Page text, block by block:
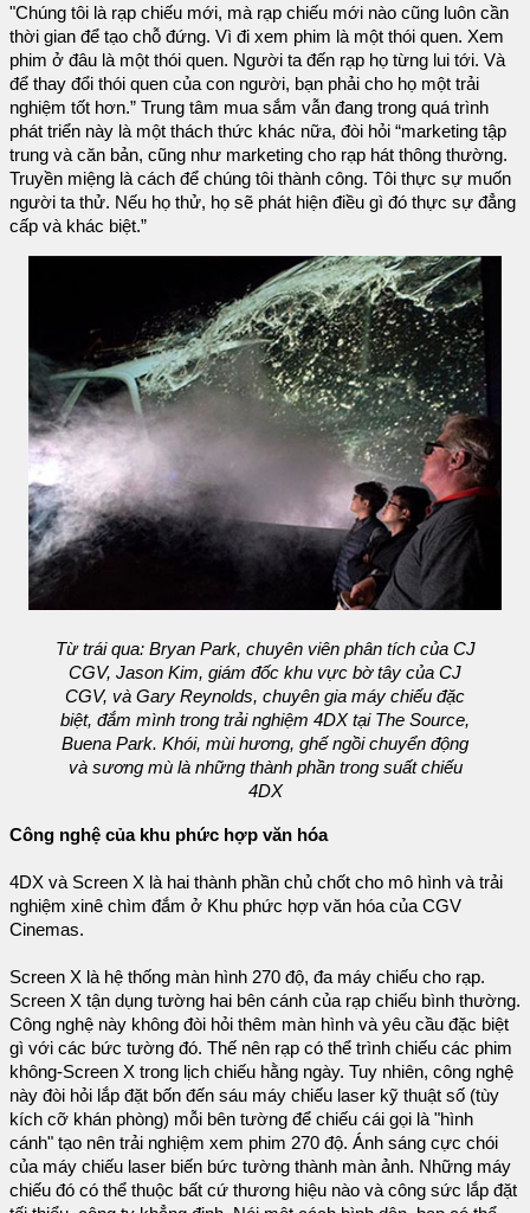
"Chúng tôi là rạp chiếu mới, mà rạp chiếu mới nào cũng luôn cần
thời gian để tạo chỗ đứng. Vì đi xem phim là một thói quen. Xem
phim ở đâu là một thói quen. Người ta đến rạp họ từng lui tới. Và
để thay đổi thói quen của con người, bạn phải cho họ một trải
nghiệm tốt hơn.” Trung tâm mua sắm vẫn đang trong quá trình
phát triển này là một thách thức khác nữa, đòi hỏi “marketing tập
trung và căn bản, cũng như marketing cho rạp hát thông thường.
Truyền miệng là cách để chúng tôi thành công. Tôi thực sự muốn
người ta thử. Nếu họ thử, họ sẽ phát hiện điều gì đó thực sự đẳng
cấp và khác biệt.”
Từ trái qua: Bryan Park, chuyên viên phân tích của CJ
CGV, Jason Kim, giám đốc khu vực bờ tây của CJ
CGV, và Gary Reynolds, chuyên gia máy chiếu đặc
biệt, đắm mình trong trải nghiệm 4DX tại The Source,
Buena Park. Khói, mùi hương, ghế ngồi chuyển động
và sương mù là những thành phần trong suất chiếu
4DX
Công nghệ của khu phức hợp văn hóa
4DX và Screen X là hai thành phần chủ chốt cho mô hình và trải
nghiệm xinê chìm đắm ở Khu phức hợp văn hóa của CGV
Cinemas.
Screen X là hệ thống màn hình 270 độ, đa máy chiếu cho rạp.
Screen X tận dụng tường hai bên cánh của rạp chiếu bình thường.
Công nghệ này không đòi hỏi thêm màn hình và yêu cầu đặc biệt
gì với các bức tường đó. Thế nên rạp có thể trình chiếu các phim
không-Screen X trong lịch chiếu hằng ngày. Tuy nhiên, công nghệ
này đòi hỏi lắp đặt bốn đến sáu máy chiếu laser kỹ thuật số (tùy
kích cỡ khán phòng) mỗi bên tường để chiếu cái gọi là "hình
cánh" tạo nên trải nghiệm xem phim 270 độ. Ánh sáng cực chói
của máy chiếu laser biến bức tường thành màn ảnh. Những máy
chiếu đó có thể thuộc bất cứ thương hiệu nào và công sức lắp đặt